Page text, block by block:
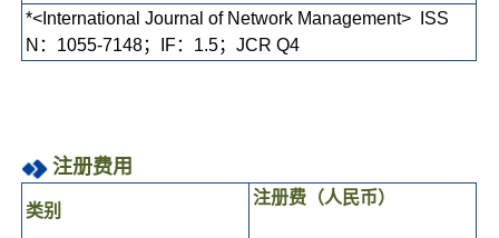
*<International Journal of Network Management> ISS
N：1055-7148；IF：1.5；JCR Q4
注册费用
类别
注册费（人民币）